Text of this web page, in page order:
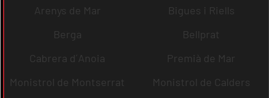
Arenys de Mar
Bigues i Riells
Berga
Bellprat
Cabrera d´Anoia
Premià de Mar
Monistrol de Montserrat
Monistrol de Calders